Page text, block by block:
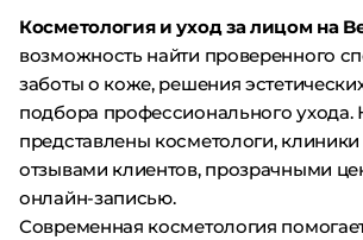
Косметология и уход за лицом на
возможность найти проверенного
заботы о коже, решения
подбора профессионального ухода.
представлены косметологи, клиники
отзывами клиентов, прозрачными
онлайн-записью.
Современная косметология